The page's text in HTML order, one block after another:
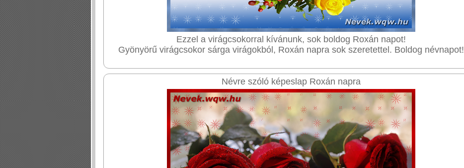
Ezzel a virágcsokorral kívánunk, sok boldog Roxán napot!
Gyönyörű virágcsokor sárga virágokból, Roxán napra sok szeretettel. Boldog névnapot!
Névre szóló képeslap Roxán napra